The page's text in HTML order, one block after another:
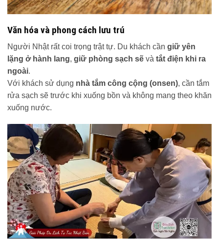
Văn hóa và phong cách lưu trú
Người Nhật rất coi trọng trật tự. Du khách cần giữ yên
lặng ở hành lang, giữ phòng sạch sẽ và tắt điện khi ra
ngoài.
Với khách sử dụng nhà tắm công cộng (onsen), cần tắm
rửa sạch sẽ trước khi xuống bồn và không mang theo khăn
xuống nước.